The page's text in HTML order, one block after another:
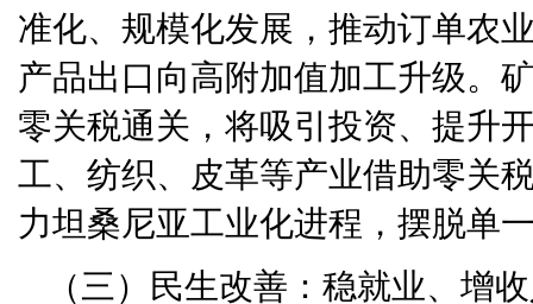
准化、规模化发展，推动订单农
产品出口向高附加值加工升级。
零关税通关，将吸引投资、提升
工、纺织、皮革等产业借助零关
力坦桑尼亚工业化进程，摆脱单
（三）民生改善：稳就业、增